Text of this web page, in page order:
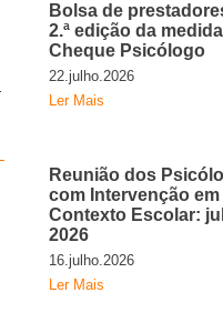
Bolsa de
2.ª edição da medida
Cheque Psicólogo
22.julho.2026
Ler Mais
Reunião dos
com Intervenção em
Contexto Escolar:
2026
16.julho.2026
Ler Mais